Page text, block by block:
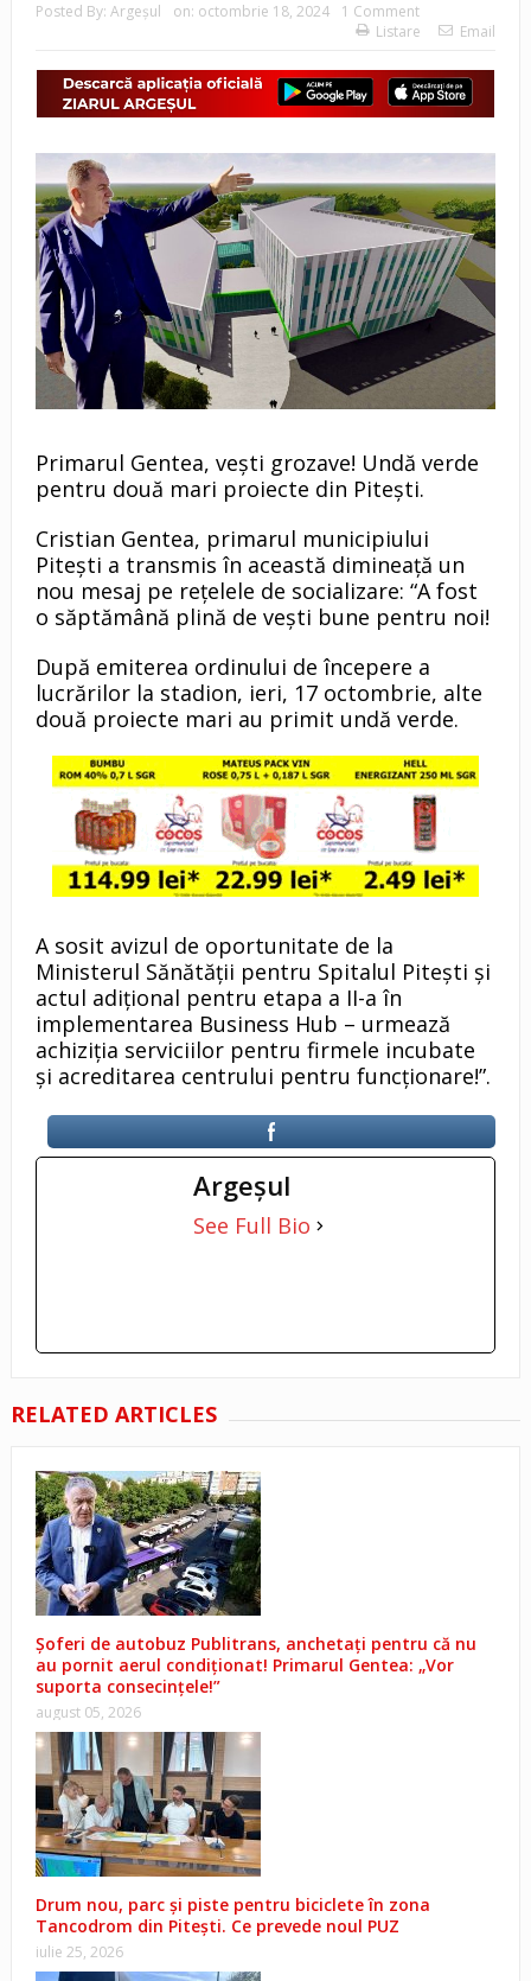
Posted By: Argeşul on: octombrie 18, 2024
1 Comment
Listare
Email
Primarul Gentea, vești grozave! Undă verde
pentru două mari proiecte din Pitești.
Cristian Gentea, primarul municipiului
Pitești a transmis în această dimineață un
nou mesaj pe rețelele de socializare: “A fost
o săptămână plină de vești bune pentru noi!
După emiterea ordinului de începere a
lucrărilor la stadion, ieri, 17 octombrie, alte
două proiecte mari au primit undă verde.
A sosit avizul de oportunitate de la
Ministerul Sănătății pentru Spitalul Pitești și
actul adițional pentru etapa a II-a în
implementarea Business Hub – urmează
achiziția serviciilor pentru firmele incubate
și acreditarea centrului pentru funcționare!”.
Argeşul
See Full Bio
RELATED ARTICLES
Șoferi de autobuz Publitrans, anchetați pentru că nu
au pornit aerul condiționat! Primarul Gentea: „Vor
suporta consecințele!”
august 05, 2026
Drum nou, parc și piste pentru biciclete în zona
Tancodrom din Pitești. Ce prevede noul PUZ
iulie 25, 2026